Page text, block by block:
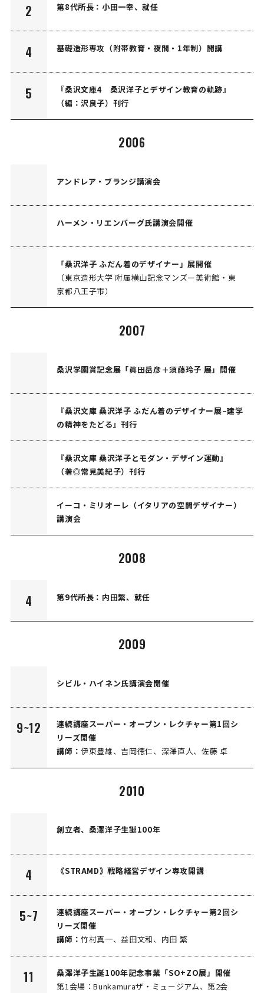
2 第8代所長：小田一幸、就任
4 基礎造形専攻（附帯教育・夜間・1年制）開講
5
『桑沢文庫4 桑沢洋子とデザイン教育の軌跡』
（編：沢良子）刊行
2006
アンドレア・ブランジ講演会
ハーメン・リエンバーグ氏講演会開催
「桑沢洋子 ふだん着のデザイナー」展開催
（東京造形大学 附属横山記念マンズー美術館・東
京都八王子市）
2007
桑沢学園賞記念展「眞田岳彦＋須藤玲子 展」開催
『桑沢文庫 桑沢洋子 ふだん着のデザイナー展–建学
の精神をたどる』刊行
『桑沢文庫 桑沢洋子とモダン・デザイン運動』
（著◎常見美紀子）刊行
イーコ・ミリオーレ（イタリアの空間デザイナー）
講演会
2008
4 第9代所長：内田繁、就任
2009
シビル・ハイネン氏講演会開催
9~12
連続講座スーパー・オープン・レクチャー第1回シ
リーズ開催
講師：伊東豊雄、吉岡徳仁、深澤直人、佐藤 卓
2010
創立者、桑澤洋子生誕100年
4 《STRAMD》戦略経営デザイン専攻開講
5~7
連続講座スーパー・オープン・レクチャー第2回シ
リーズ開催
講師：竹村真一、益田文和、内田 繁
11
桑澤洋子生誕100年記念事業「SO+ZO展」開催
第1会場：Bunkamuraザ・ミュージアム、第2会